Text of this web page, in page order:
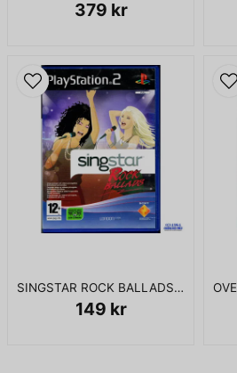
379 kr
SINGSTAR ROCK BALLADS PS2
149 kr